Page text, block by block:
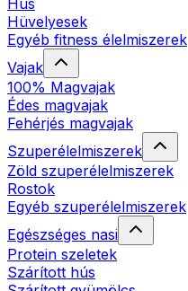
Hús
Hüvelyesek
Egyéb fitness élelmiszerek
Vajak
100% Magvajak
Édes magvajak
Fehérjés magvajak
Szuperélelmiszerek
Zöld szuperélelmiszerek
Rostok
Egyéb szuperélelmiszerek
Egészséges nasi
Protein szeletek
Szárított hús